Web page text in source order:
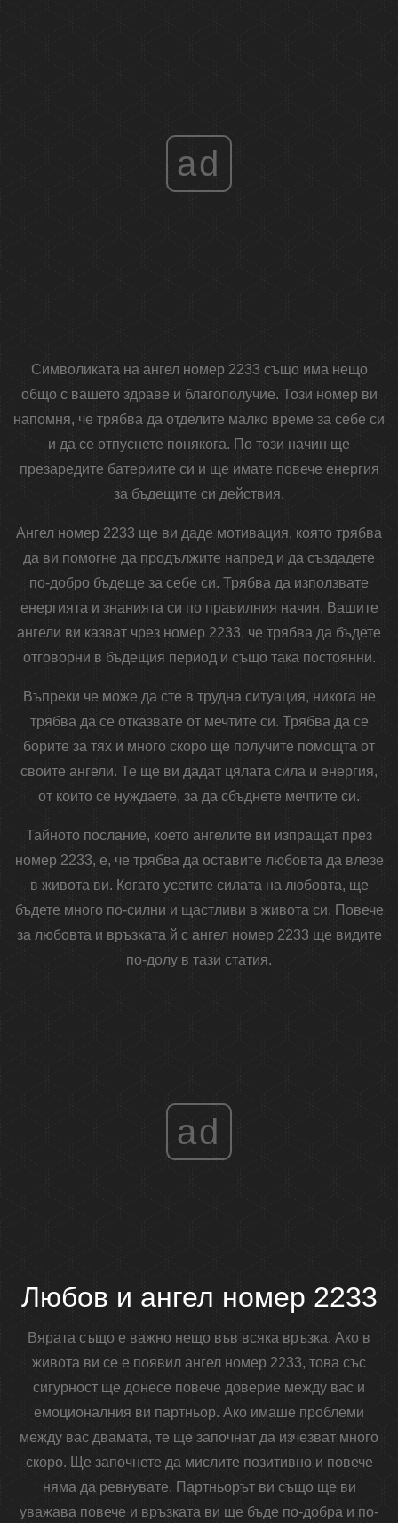
ad
Символиката на ангел номер 2233 също има нещо
общо с вашето здраве и благополучие. Този номер ви
напомня, че трябва да отделите малко време за себе си
и да се отпуснете понякога. По този начин ще
презаредите батериите си и ще имате повече енергия
за бъдещите си действия.
Ангел номер 2233 ще ви даде мотивация, която трябва
да ви помогне да продължите напред и да създадете
по-добро бъдеще за себе си. Трябва да използвате
енергията и знанията си по правилния начин. Вашите
ангели ви казват чрез номер 2233, че трябва да бъдете
отговорни в бъдещия период и също така постоянни.
Въпреки че може да сте в трудна ситуация, никога не
трябва да се отказвате от мечтите си. Трябва да се
борите за тях и много скоро ще получите помощта от
своите ангели. Те ще ви дадат цялата сила и енергия,
от които се нуждаете, за да сбъднете мечтите си.
Тайното послание, което ангелите ви изпращат през
номер 2233, е, че трябва да оставите любовта да влезе
в живота ви. Когато усетите силата на любовта, ще
бъдете много по-силни и щастливи в живота си. Повече
за любовта и връзката й с ангел номер 2233 ще видите
по-долу в тази статия.
ad
Любов и ангел номер 2233
Вярата също е важно нещо във всяка връзка. Ако в
живота ви се е появил ангел номер 2233, това със
сигурност ще донесе повече доверие между вас и
емоционалния ви партньор. Ако имаше проблеми
между вас двамата, те ще започнат да изчезват много
скоро. Ще започнете да мислите позитивно и повече
няма да ревнувате. Партньорът ви също ще ви
уважава повече и връзката ви ще бъде по-добра и по-